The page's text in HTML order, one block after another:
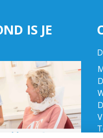
IS JE